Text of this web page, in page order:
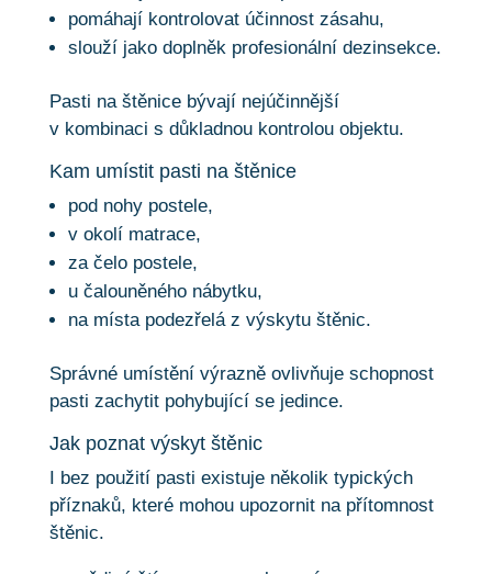
pomáhají kontrolovat účinnost zásahu,
slouží jako doplněk profesionální dezinsekce.
Pasti na štěnice bývají nejúčinnější
v kombinaci s důkladnou kontrolou objektu.
Kam umístit pasti na štěnice
pod nohy postele,
v okolí matrace,
za čelo postele,
u čalouněného nábytku,
na místa podezřelá z výskytu štěnic.
Správné umístění výrazně ovlivňuje schopnost
pasti zachytit pohybující se jedince.
Jak poznat výskyt štěnic
I bez použití pasti existuje několik typických
příznaků, které mohou upozornit na přítomnost
štěnic.